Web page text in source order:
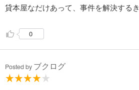
貸本屋なだけあって、事件を解決するき
0
Posted by ブクログ